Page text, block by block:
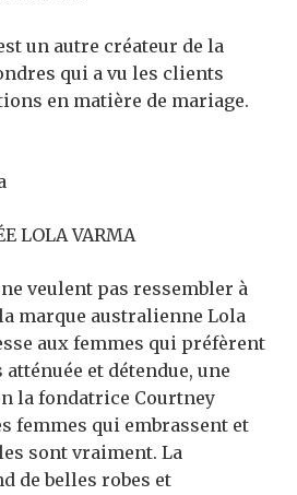
un autre créateur de la
qui a vu les clients
en matière de mariage.
LOLA VARMA
veulent pas ressembler à
marque australienne Lola
aux femmes qui préfèrent
et détendue, une
la fondatrice Courtney
femmes qui embrassent et
sont vraiment. La
de belles robes et